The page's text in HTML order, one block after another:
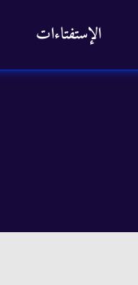
الإستفتاءات